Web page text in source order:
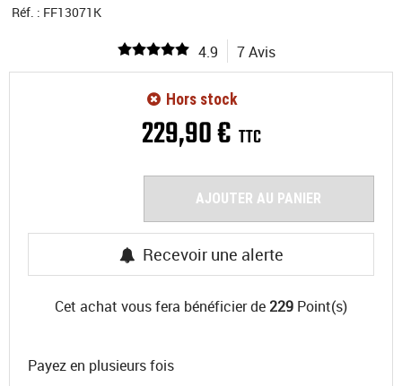
Réf. : FF13071K
4.9 7 Avis
229,90€ TTC
Hors stock
AJOUTER AU PANIER
Recevoir une alerte
Cet achat vous fera bénéficier de 229 Point(s)
Payez en plusieurs fois